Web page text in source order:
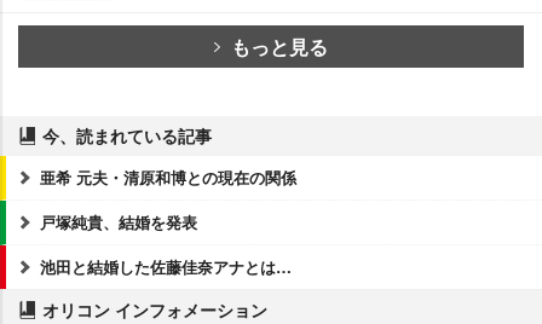
もっと見る
今、読まれている記事
亜希 元夫・清原和博との現在の関係
戸塚純貴、結婚を発表
池田と結婚した佐藤佳奈アナとは…
オリコン インフォメーション